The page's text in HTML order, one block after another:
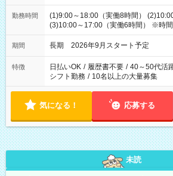
勤務時間
(1)9:00～18:00（実働8時間）
(3)10:00～17:00（実働6時間） ※時
期間 長期 2026年9月スタート予定
特徴 日払いOK / 履歴書不要 / 40～50代活
シフト勤務 / 10名以上の大量募集
気になる！ 応募する
未読